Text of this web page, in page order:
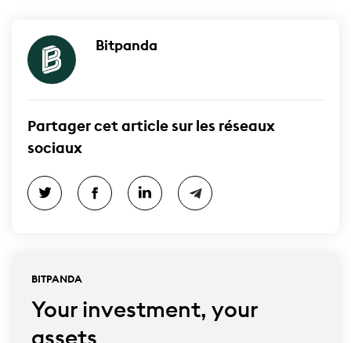
Bitpanda
Partager cet article sur les réseaux
sociaux
BITPANDA
Your investment, your
assets